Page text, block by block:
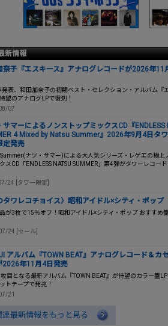
新情報
奈子『エスキース』アナログレコードが2026年11
発表、和田加奈子の初期ベスト・セレクション・アルバム『
望のアナログLPで復刻！
07
サマーによるノンストップミックスCD『ENDLESS
4 Mixed by Natsu Summer』2026年9月4日タ
定発売
ナツ・サマー)による大人気シリーズ・レゲエの極上
スCD「ENDLESS NATSU SUMMER」第4弾がタワーレコー
24 [タワー限定]
タワレコチョイス〉昭和アイドル×シティ・ポップ
が3枚で15％オフ！昭和アイドル×シティ・ポップ おすすめ
24 [セール]
アルバム『TOWN BEAT』アナログレコード＆カ
2026年11月4日発売
目となる最新アルバム『TOWN BEAT』が待望のカラー盤
トテープで発売！
21
最新情報をもっと見る